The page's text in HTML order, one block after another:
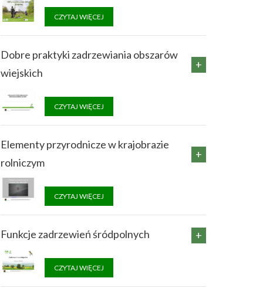
CZYTAJ WIĘCEJ
Dobre praktyki zadrzewiania obszarów
wiejskich
CZYTAJ WIĘCEJ
Elementy przyrodnicze w krajobrazie
rolniczym
CZYTAJ WIĘCEJ
Funkcje zadrzewień śródpolnych
CZYTAJ WIĘCEJ